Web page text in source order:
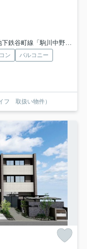
鉄谷町線「駒川中野」駅 徒歩10分
ン
バルコニー
フ 取扱い物件）